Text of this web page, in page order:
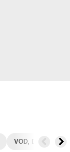
VOD, DVD